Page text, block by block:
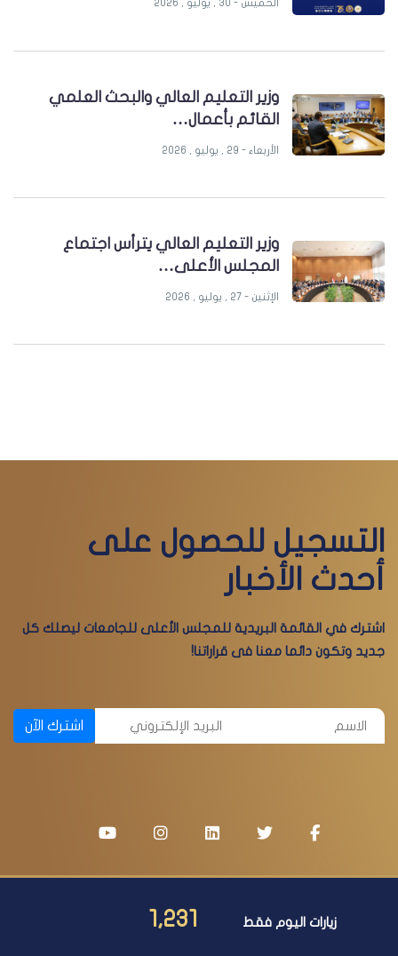
الخميس - 30 , يوليو , 2026
وزير التعليم العالي والبحث العلمي
القائم بأعمال…
الأربعاء - 29 , يوليو , 2026
وزير التعليم العالي يترأس اجتماع
المجلس الأعلى…
الإثنين - 27 , يوليو , 2026
التسجيل للحصول على
أحدث الأخبار
اشترك في القائمة البريدية للمجلس الأعلى للجامعات ليصلك كل
جديد وتكون دائما معنا فى قراراتنا!
اشترك الآن
زيارات اليوم فقط 1,231